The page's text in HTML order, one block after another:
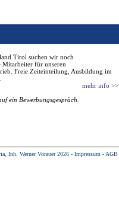
Tirol suchen wir noch
Mitarbeiter für unseren
Freie Zeiteinteilung, Ausbildung im
mehr info >>
ein Bewerbungsgespräch.
Inh. Werner Vorauer 2026 - Impressum - AGB